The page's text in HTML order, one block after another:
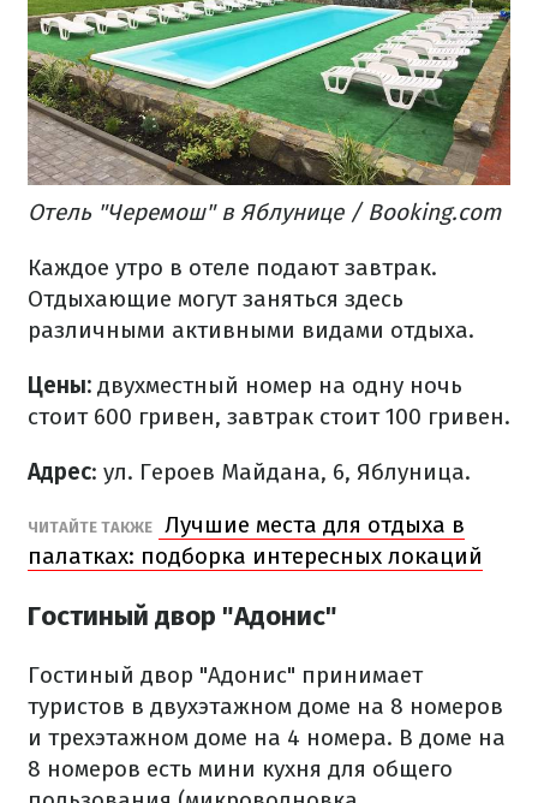
Отель "Черемош" в Яблунице / Booking.com
Каждое утро в отеле подают завтрак.
Отдыхающие могут заняться здесь
различными активными видами отдыха.
Цены: двухместный номер на одну ночь
стоит 600 гривен, завтрак стоит 100 гривен.
Адрес: ул. Героев Майдана, 6, Яблуница.
ЧИТАЙТЕ ТАКЖЕ
Лучшие места для отдыха в
палатках: подборка интересных локаций
Гостиный двор "Адонис"
Гостиный двор "Адонис" принимает
туристов в двухэтажном доме на 8 номеров
и трехэтажном доме на 4 номера. В доме на
8 номеров есть мини кухня для общего